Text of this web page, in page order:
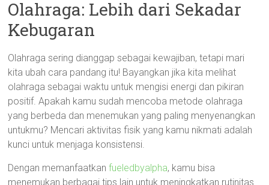
Olahraga: Lebih dari Sekadar
Kebugaran
Olahraga sering dianggap sebagai kewajiban, tetapi mari
kita ubah cara pandang itu! Bayangkan jika kita melihat
olahraga sebagai waktu untuk mengisi energi dan pikiran
positif. Apakah kamu sudah mencoba metode olahraga
yang berbeda dan menemukan yang paling menyenangkan
untukmu? Mencari aktivitas fisik yang kamu nikmati adalah
kunci untuk menjaga konsistensi.
Dengan memanfaatkanfueledbyalpha, kamu bisa
menemukan berbagai tips lain untuk meningkatkan rutinitas